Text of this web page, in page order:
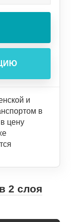
и
в
цену
2 слоя